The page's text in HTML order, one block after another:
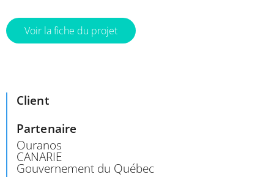
Voir la fiche du projet
Client
Partenaire
Ouranos
CANARIE
Gouvernement du Québec